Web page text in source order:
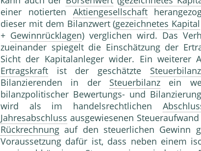
einer notierten Aktiengesellschaft
dieser mit dem Bilanzwert (gezeichnetes Kapital
+ Gewinnrücklagen) verglichen wird. Das
zueinander spiegelt die Einschätzung der
Sicht der Kapitalanleger wider. Ein weiterer
Ertragskraft ist der geschätzte
Bilanzierenden in der Steuerbilanz ein
bilanzpolitischer Bewertungs- und
wird als im handelsrechtlichen
Jahresabschluss ausgewiesenen
Rückrechnung auf den steuerlichen Gewinn
Voraussetzung dafür ist, dass neben einem